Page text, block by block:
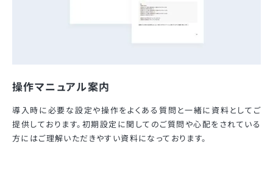
操作マニュアル案内
導入時に必要な設定や操作をよくある質問と一緒に資料としてご
提供しております。初期設定に関してのご質問や心配をされている
方にはご理解いただきやすい資料になっております。